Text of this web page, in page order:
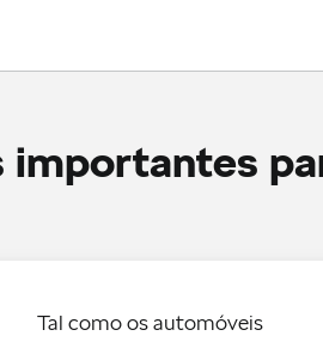
importantes
Tal como os automóveis